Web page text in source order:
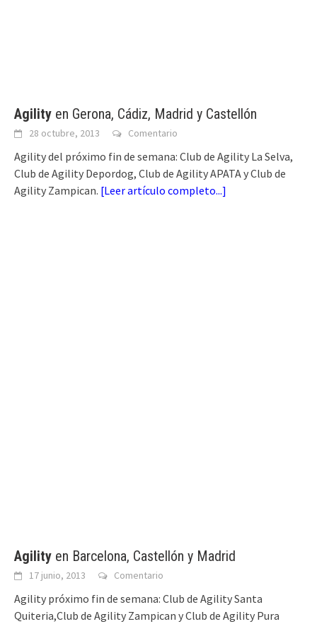
Agility en Gerona, Cádiz, Madrid y Castellón
28 octubre, 2013 Comentario
Agility del próximo fin de semana: Club de Agility La Selva,
Club de Agility Depordog, Club de Agility APATA y Club de
Agility Zampican. [Leer artículo completo...]
Agility en Barcelona, Castellón y Madrid
17 junio, 2013 Comentario
Agility próximo fin de semana: Club de Agility Santa
Quiteria,Club de Agility Zampican y Club de Agility Pura